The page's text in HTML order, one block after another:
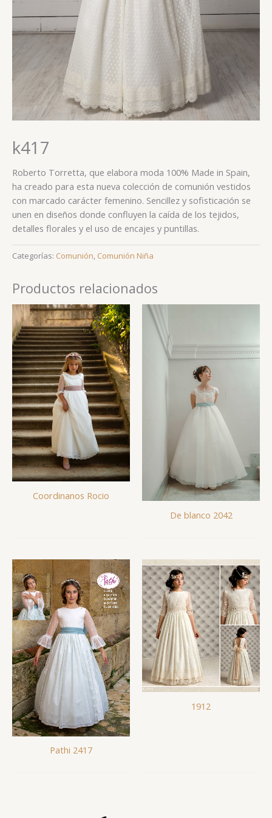
k417
Roberto Torretta, que elabora moda 100% Made in Spain,
ha creado para esta nueva colección de comunión vestidos
con marcado carácter femenino. Sencillez y sofisticación se
unen en diseños donde confluyen la caída de los tejidos,
detalles florales y el uso de encajes y puntillas.
Categorías: Comunión, Comunión Niña
Productos relacionados
Coordinanos Rocio
De blanco 2042
Pathi 2417
1912